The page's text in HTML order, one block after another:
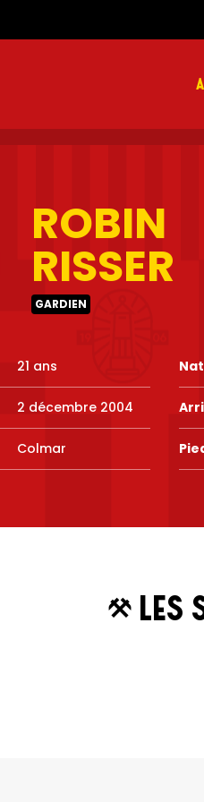
ROBIN
RISSER
GARDIEN
21 ans
2 décembre 2004
Colmar
Les